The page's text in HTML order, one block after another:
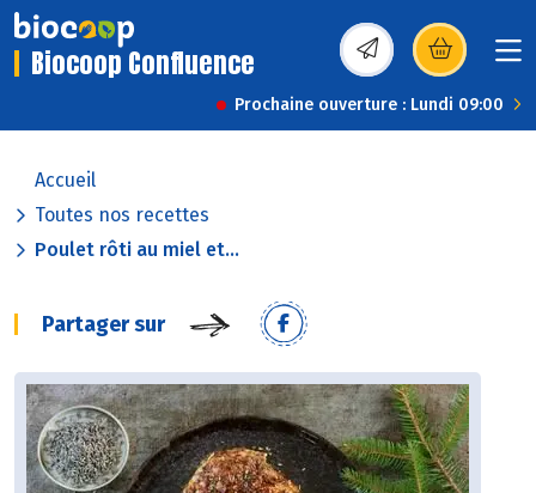
Biocoop Confluence (s’ouvre dans une
Prochaine ouverture : Lundi 09:00
Accueil
Toutes nos recettes
Poulet rôti au miel et...
Partager sur